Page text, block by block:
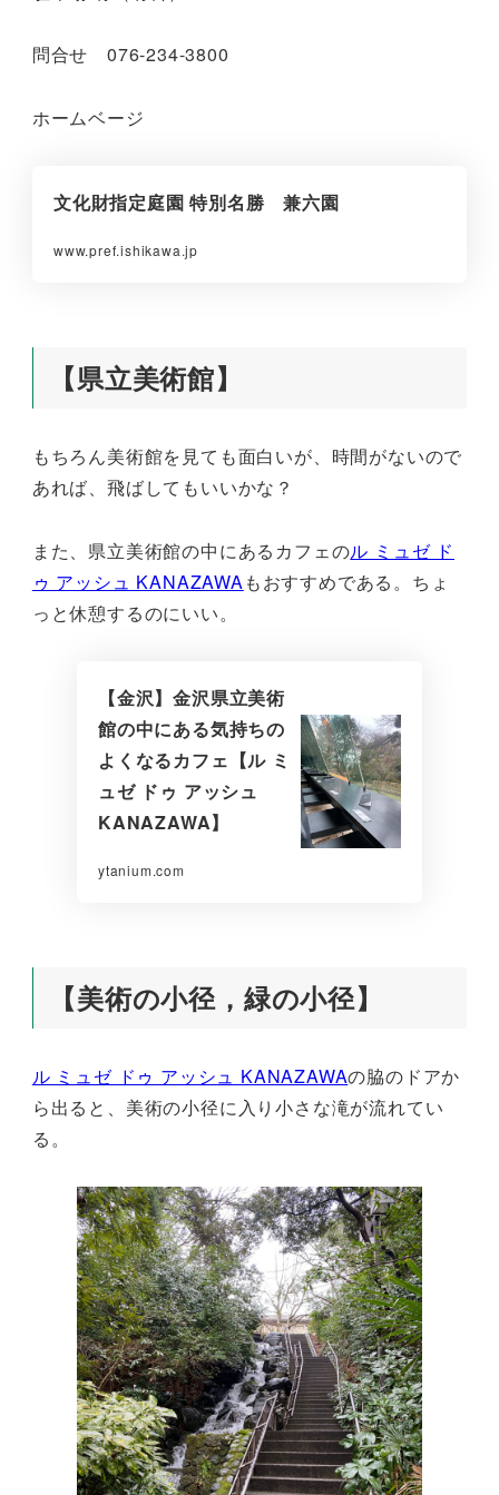
問合せ 076-234-3800
ホームベージ
文化財指定庭園 特別名勝 兼六園
www.pref.ishikawa.jp
【県立美術館】
もちろん美術館を見ても面白いが、時間がないので
あれば、飛ばしてもいいかな？
また、県立美術館の中にあるカフェのル ミュゼ ド
ゥ アッシュ KANAZAWAもおすすめである。ちょ
っと休憩するのにいい。
【金沢】金沢県立美術
館の中にある気持ちの
よくなるカフェ【ル ミ
ュゼ ドゥ アッシュ
KANAZAWA】
ytanium.com
【美術の小径，緑の小径】
ル ミュゼ ドゥ アッシュ KANAZAWAの脇のドアか
ら出ると、美術の小径に入り小さな滝が流れてい
る。